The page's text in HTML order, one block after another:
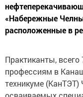
«Набережные
расположенные в
Практиканты,
профессиям в
техникуме (КанТЭТ)